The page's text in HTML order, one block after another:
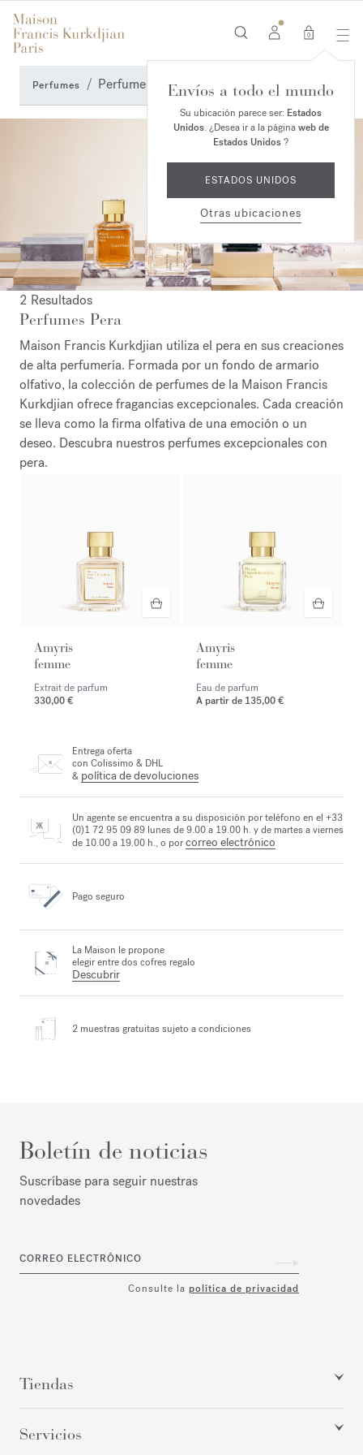
0
Envíos a todo el mundo
Su ubicación parece ser: Estados
Unidos. ¿Desea ir a la páginaweb de
Estados Unidos?
ESTADOS UNIDOS
Otras ubicaciones
Perfumes Perfumes Pera
2 Resultados
Perfumes Pera
Maison Francis Kurkdjian utiliza el pera en sus creaciones
de alta perfumería. Formada por un fondo de armario
olfativo, la colección de perfumes de la Maison Francis
Kurkdjian ofrece fragancias excepcionales. Cada creación
se lleva como la firma olfativa de una emoción o un
deseo. Descubra nuestros perfumes excepcionales con
pera.
Amyris
femme
Extrait de parfum
330,00 €
Amyris
femme
Eau de parfum
A partir de 135,00 €
Entrega oferta
con Colissimo & DHL
& política de devoluciones
Un agente se encuentra a su disposición por teléfono en el +33
(0)1 72 95 09 89 lunes de 9.00 a 19.00 h. y de martes a viernes
de 10.00 a 19.00 h., o porcorreo electrónico
Pago seguro
La Maison le propone
elegir entre dos cofres regalo
Descubrir
2 muestras gratuitas sujeto a condiciones
Boletín de noticias
Suscríbase para seguir nuestras
novedades
CORREO ELECTRÓNICO
Consulte la política de privacidad
Tiendas
Servicios